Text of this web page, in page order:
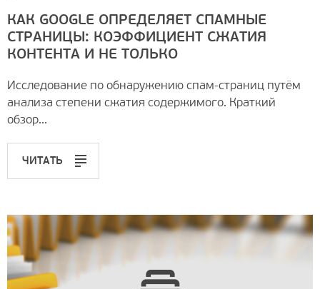
КАК GOOGLE ОПРЕДЕЛЯЕТ СПАМНЫЕ
СТРАНИЦЫ: КОЭФФИЦИЕНТ СЖАТИЯ
КОНТЕНТА И НЕ ТОЛЬКО
Исследование по обнаружению спам-страниц путём
анализа степени сжатия содержимого. Краткий
обзор...
ЧИТАТЬ